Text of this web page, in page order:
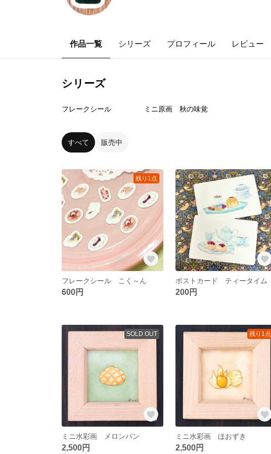
作品一覧 シリーズ プロフィール レビュー
シリーズ
フレークシール ミニ原画 秋の味覚
すべて 販売中
残り1点
フレークシール こく～ん
600円
ポストカード ティータイム
200円
SOLD OUT
ミニ水彩画 メロンパン
2,500円
残り1点
ミニ水彩画 ほおずき
2,500円